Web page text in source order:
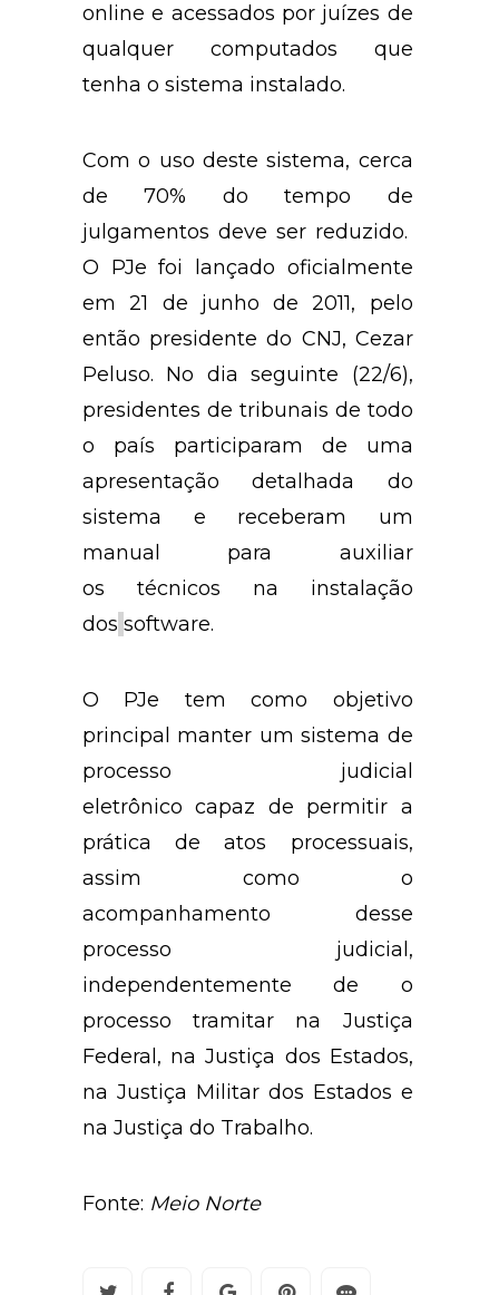
online e acessados por juízes de
qualquer computados que
tenha o sistema instalado.
Com o uso deste sistema, cerca
de 70% do tempo de
julgamentos deve ser reduzido.
O PJe foi lançado oficialmente
em 21 de junho de 2011, pelo
então presidente do CNJ, Cezar
Peluso. No dia seguinte (22/6),
presidentes de tribunais de todo
o país participaram de uma
apresentação detalhada do
sistema e receberam um
manual para auxiliar
os técnicos na instalação
dos software.
O PJe tem como objetivo
principal manter um sistema de
processo judicial
eletrônico capaz de permitir a
prática de atos processuais,
assim como o
acompanhamento desse
processo judicial,
independentemente de o
processo tramitar na Justiça
Federal, na Justiça dos Estados,
na Justiça Militar dos Estados e
na Justiça do Trabalho.
Fonte: Meio Norte